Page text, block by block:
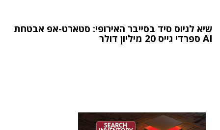
שיא לגיוס סיד בסייבר האירופי: סטארט-אפ אבטחת
AI ספרדי גייס 20 מיליון דולר